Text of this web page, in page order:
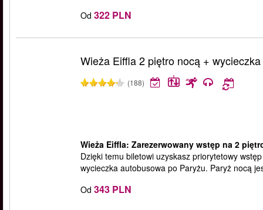
Od 322 PLN
Wieża Eiffla 2 piętro nocą +
(188)
Wieża Eiffla: Zarezerwowany wstęp na 2
Dzięki temu biletowi uzyskasz priorytetowy
wycieczka autobusowa po Paryżu. Paryż nocą
Od 343 PLN